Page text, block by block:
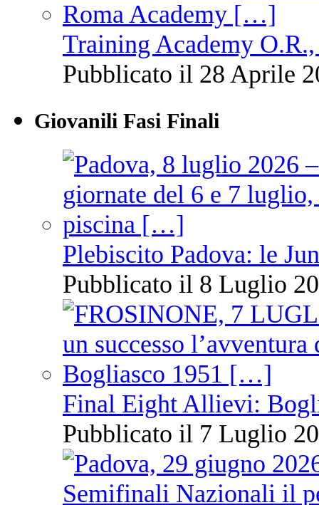
Training Academy
Pubblicato il 28 Aprile
Giovanili Fasi Finali
Plebiscito Padova: le
Pubblicato il 8 Luglio
Final Eight Allievi:
Pubblicato il 7 Luglio